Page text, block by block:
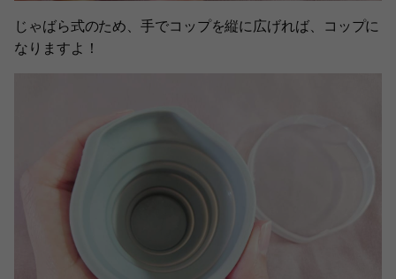
じゃばら式のため、手でコップを縦に広げれば、コップに
なりますよ！